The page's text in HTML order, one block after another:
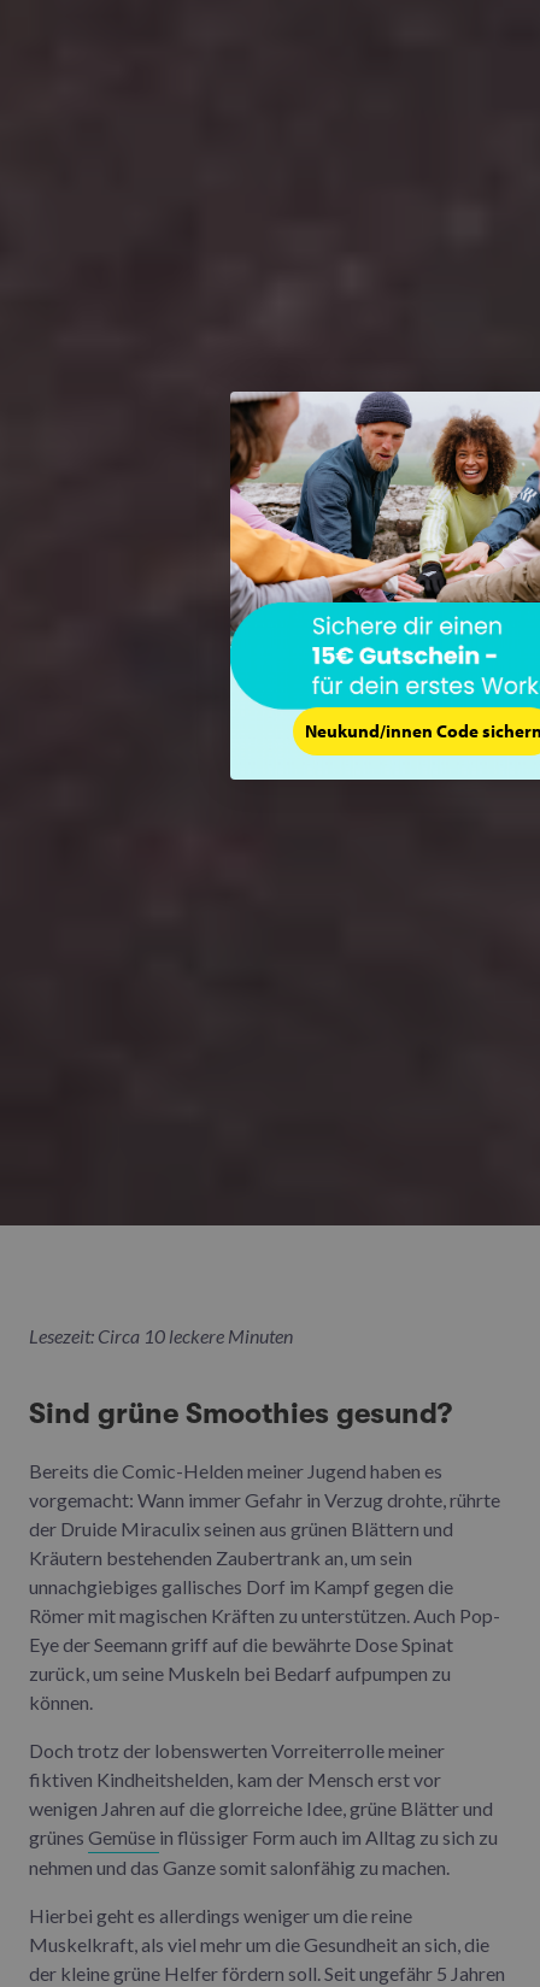
Lesezeit: Circa 10 leckere Minuten
Sind grüne Smoothies gesund?
Bereits die Comic-Helden meiner Jugend haben es
vorgemacht: Wann immer Gefahr in Verzug drohte, rührte
der Druide Miraculix seinen aus grünen Blättern und
Kräutern bestehenden Zaubertrank an, um sein
unnachgiebiges gallisches Dorf im Kampf gegen die
Römer mit magischen Kräften zu unterstützen. Auch Pop-
Eye der Seemann griff auf die bewährte Dose Spinat
zurück, um seine Muskeln bei Bedarf aufpumpen zu
können.
Doch trotz der lobenswerten Vorreiterrolle meiner
fiktiven Kindheitshelden, kam der Mensch erst vor
wenigen Jahren auf die glorreiche Idee, grüne Blätter und
grünes Gemüse in flüssiger Form auch im Alltag zu sich zu
nehmen und das Ganze somit salonfähig zu machen.
Hierbei geht es allerdings weniger um die reine
Muskelkraft, als viel mehr um die Gesundheit an sich, die
der kleine grüne Helfer fördern soll. Seit ungefähr 5 Jahren
Neukund/innen Code